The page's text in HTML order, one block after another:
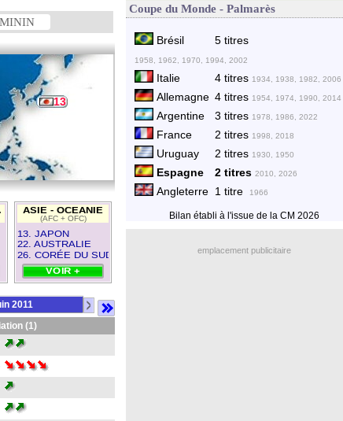
13
ASIE - OCEANIE
(AFC + OFC)
13. JAPON
22. AUSTRALIE
26. CORÉE DU SUD
VOIR +
2011 >
(1)
Coupe du Monde - Palmarès
Brésil 5 titres
1958, 1962, 1970, 1994, 2002
Italie 4 titres 1934, 1938, 1982, 2006
Allemagne 4 titres 1954, 1974, 1990, 2014
Argentine 3 titres 1978, 1986, 2022
France 2 titres 1998, 2018
Uruguay 2 titres 1930, 1950
Espagne 2 titres2010, 2026
Angleterre 1 titre 1966
Bilan établi à l'issue de la CM 2026
emplacement publicitaire